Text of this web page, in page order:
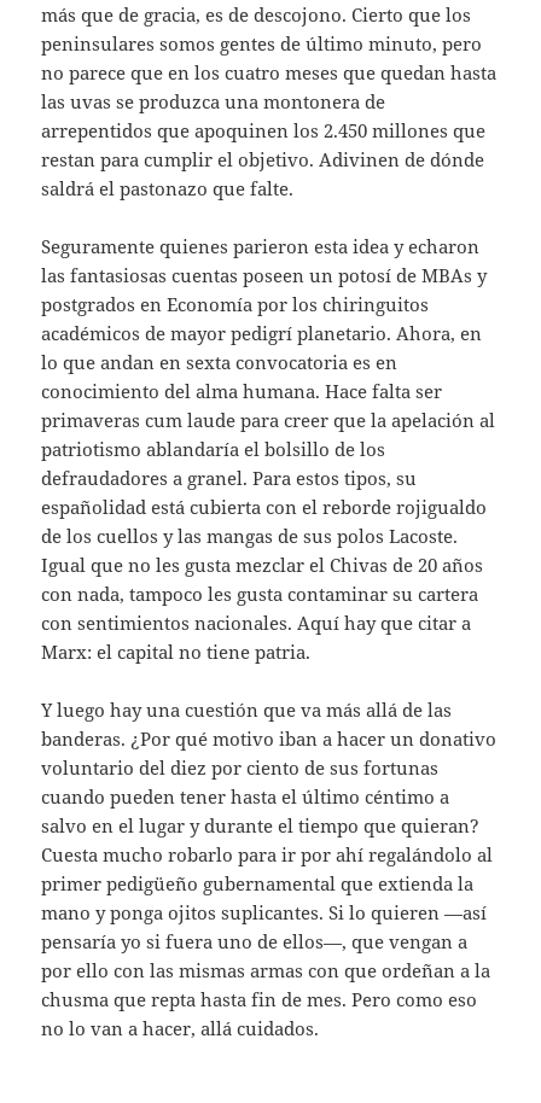
más que de gracia, es de descojono. Cierto que los
peninsulares somos gentes de último minuto, pero
no parece que en los cuatro meses que quedan hasta
las uvas se produzca una montonera de
arrepentidos que apoquinen los 2.450 millones que
restan para cumplir el objetivo. Adivinen de dónde
saldrá el pastonazo que falte.
Seguramente quienes parieron esta idea y echaron
las fantasiosas cuentas poseen un potosí de MBAs y
postgrados en Economía por los chiringuitos
académicos de mayor pedigrí planetario. Ahora, en
lo que andan en sexta convocatoria es en
conocimiento del alma humana. Hace falta ser
primaveras cum laude para creer que la apelación al
patriotismo ablandaría el bolsillo de los
defraudadores a granel. Para estos tipos, su
españolidad está cubierta con el reborde rojigualdo
de los cuellos y las mangas de sus polos Lacoste.
Igual que no les gusta mezclar el Chivas de 20 años
con nada, tampoco les gusta contaminar su cartera
con sentimientos nacionales. Aquí hay que citar a
Marx: el capital no tiene patria.
Y luego hay una cuestión que va más allá de las
banderas. ¿Por qué motivo iban a hacer un donativo
voluntario del diez por ciento de sus fortunas
cuando pueden tener hasta el último céntimo a
salvo en el lugar y durante el tiempo que quieran?
Cuesta mucho robarlo para ir por ahí regalándolo al
primer pedigüeño gubernamental que extienda la
mano y ponga ojitos suplicantes. Si lo quieren —así
pensaría yo si fuera uno de ellos—, que vengan a
por ello con las mismas armas con que ordeñan a la
chusma que repta hasta fin de mes. Pero como eso
no lo van a hacer, allá cuidados.